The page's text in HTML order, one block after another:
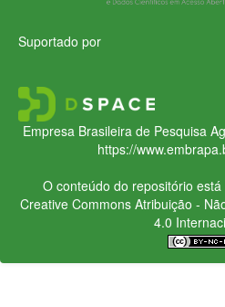
Suportado por
Empresa Brasileira de Pesquisa
https://
O conteúdo do repositório
Creative CommonsAtribuição -
4.0